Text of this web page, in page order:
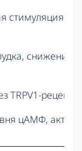
стимуляция,
снижение
TRPV1-
цАМФ,